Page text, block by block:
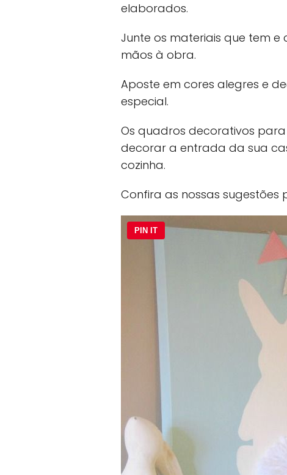
elaborados.
Junte os materiais que tem
mãos à obra.
Aposte em cores alegres e
especial.
Os quadros decorativos
decorar a entrada da sua
cozinha.
Confira as nossas sugestões
PIN IT